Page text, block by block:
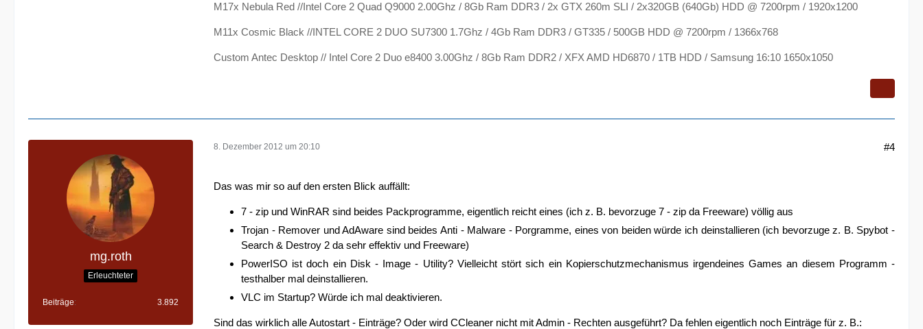
M17x Nebula Red //Intel Core 2 Quad Q9000 2.00Ghz / 8Gb Ram DDR3 / 2x GTX 260m SLI / 2x320GB (640Gb) HDD @ 7200rpm / 1920x1200
M11x Cosmic Black //INTEL CORE 2 DUO SU7300 1.7Ghz / 4Gb Ram DDR3 / GT335 / 500GB HDD @ 7200rpm / 1366x768
Custom Antec Desktop // Intel Core 2 Duo e8400 3.00Ghz / 8Gb Ram DDR2 / XFX AMD HD6870 / 1TB HDD / Samsung 16:10 1650x1050
mg.roth
Erleuchteter
Beiträge 3.892
8. Dezember 2012 um 20:10 #4
Das was mir so auf den ersten Blick auffällt:
7 - zip und WinRAR sind beides Packprogramme, eigentlich reicht eines (ich z. B. bevorzuge 7 - zip da Freeware) völlig aus
Trojan - Remover und AdAware sind beides Anti - Malware - Porgramme, eines von beiden würde ich deinstallieren (ich bevorzuge z. B. Spybot -
Search & Destroy 2 da sehr effektiv und Freeware)
PowerISO ist doch ein Disk - Image - Utility? Vielleicht stört sich ein Kopierschutzmechanismus irgendeines Games an diesem Programm -
testhalber mal deinstallieren.
VLC im Startup? Würde ich mal deaktivieren.
Sind das wirklich alle Autostart - Einträge? Oder wird CCleaner nicht mit Admin - Rechten ausgeführt? Da fehlen eigentlich noch Einträge für z. B.: